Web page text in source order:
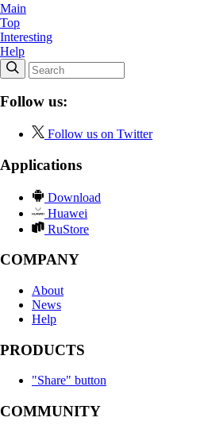
Main
Top
Interesting
Help
Follow us:
Follow us on Twitter
Applications
Download
Huawei
RuStore
COMPANY
About
News
Help
PRODUCTS
"Share" button
COMMUNITY